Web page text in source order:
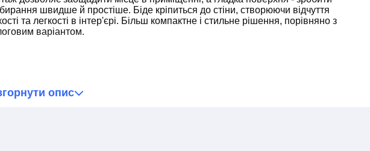
швидше й простіше. Біде кріпиться до стіни, створюючи відчуття
та легкості в інтер'єрі. Більш компактне і стильне рішення, порівняно з
варіантом.
докладено всіх зусиль для подання точної та правдивої
опис